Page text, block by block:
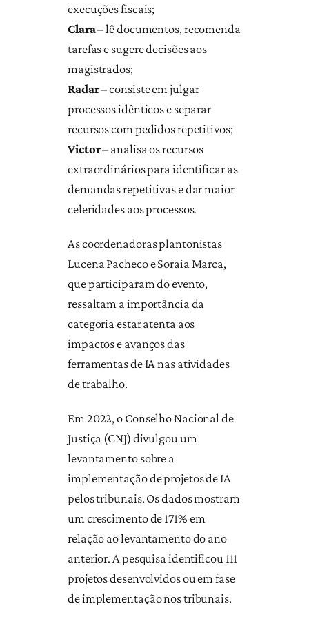
execuções fiscais;
Clara– lê documentos, recomenda
tarefas e sugere decisões aos
magistrados;
Radar– consiste em julgar
processos idênticos e separar
recursos com pedidos repetitivos;
Victor– analisa os recursos
extraordinários para identificar as
demandas repetitivas e dar maior
celeridades aos processos.
As coordenadoras plantonistas
Lucena Pacheco e Soraia Marca,
que participaram do evento,
ressaltam a importância da
categoria estar atenta aos
impactos e avanços das
ferramentas de IA nas atividades
de trabalho.
Em 2022, o Conselho Nacional de
Justiça (CNJ) divulgou um
levantamento sobre a
implementação de projetos de IA
pelos tribunais. Os dados mostram
um crescimento de 171% em
relação ao levantamento do ano
anterior. A pesquisa identificou 111
projetos desenvolvidos ou em fase
de implementação nos tribunais.